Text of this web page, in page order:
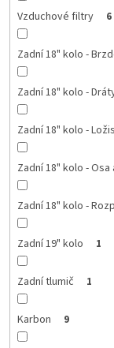
Vzduchové filtry 6
Zadní 18" kolo -
Zadní 18" kolo -
Zadní 18" kolo -
Zadní 18" kolo - Osa
Zadní 18" kolo -
Zadní 19" kolo 1
Zadní tlumič 1
Karbon 9